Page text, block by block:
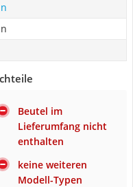
Beutel im
Lieferumfang nicht
enthalten
keine weiteren
Modell-Typen